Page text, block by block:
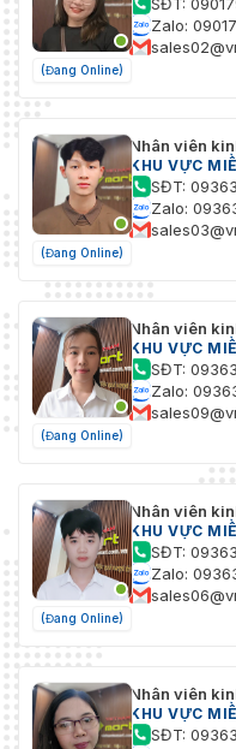
(Đang Online)
Zalo:
(Đang Online)
Nhân viên
KHU VỰC
SĐT:
Zalo:
(Đang Online)
Nhân viên
KHU VỰC
SĐT:
Zalo:
(Đang Online)
Nhân viên
KHU VỰC
SĐT:
Zalo:
Nhân viên
KHU VỰC
SĐT: